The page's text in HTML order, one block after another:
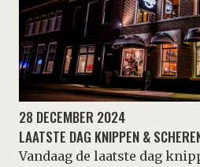
28 DECEMBER 2024
LAATSTE DAG KNIPPEN &
Vandaag de laatste dag